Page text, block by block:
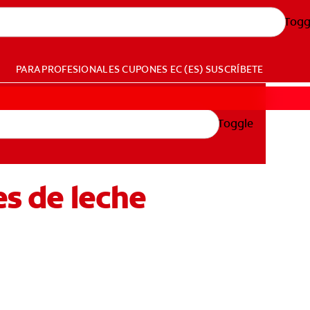
PARA PROFESIONALESCUPONES EC (ES) SUSCRÍBETE
Toggle
de leche